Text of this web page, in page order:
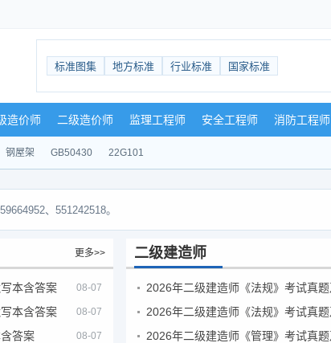
标准图集 地方标准 行业标准 国家标准
造价师 二级造价师 监理工程师 安全工程师 消防工程师
钢屋架 GB50430 22G101
、551242518。
更多>>
本含答案 08-07
本含答案 08-07
答案 08-07
二级建造师